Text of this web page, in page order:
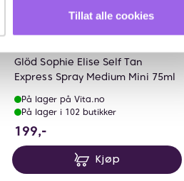
Tillat alle cookies
du sparer 49.75 NOK
Glöd Sophie Elise Self Tan
Express Spray Medium Mini 75ml
På lager på Vita.no
På lager i 102 butikker
199,-
Kjøp